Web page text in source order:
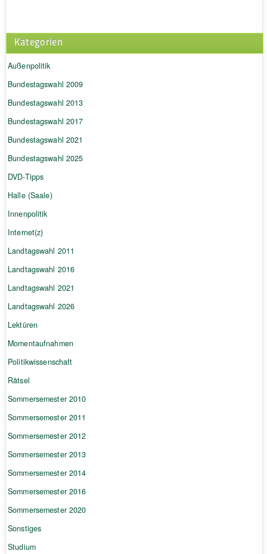
Kategorien
Außenpolitik
Bundestagswahl 2009
Bundestagswahl 2013
Bundestagswahl 2017
Bundestagswahl 2021
Bundestagswahl 2025
DVD-Tipps
Halle (Saale)
Innenpolitik
Internet(z)
Landtagswahl 2011
Landtagswahl 2016
Landtagswahl 2021
Landtagswahl 2026
Lektüren
Momentaufnahmen
Politikwissenschaft
Rätsel
Sommersemester 2010
Sommersemester 2011
Sommersemester 2012
Sommersemester 2013
Sommersemester 2014
Sommersemester 2016
Sommersemester 2020
Sonstiges
Studium